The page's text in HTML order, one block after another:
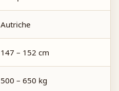
Autriche
147 – 152 cm
500 – 650 kg